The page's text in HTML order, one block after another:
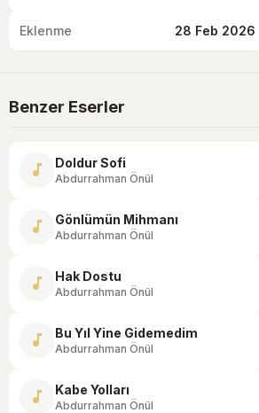
Eklenme 28 Feb 2026
Benzer Eserler
music_note Doldur Sofi
Abdurrahman Önül
music_note Gönlümün Mihmanı
Abdurrahman Önül
music_note Hak Dostu
Abdurrahman Önül
music_note Bu Yıl Yine Gidemedim
Abdurrahman Önül
music_note Kabe Yolları
Abdurrahman Önül